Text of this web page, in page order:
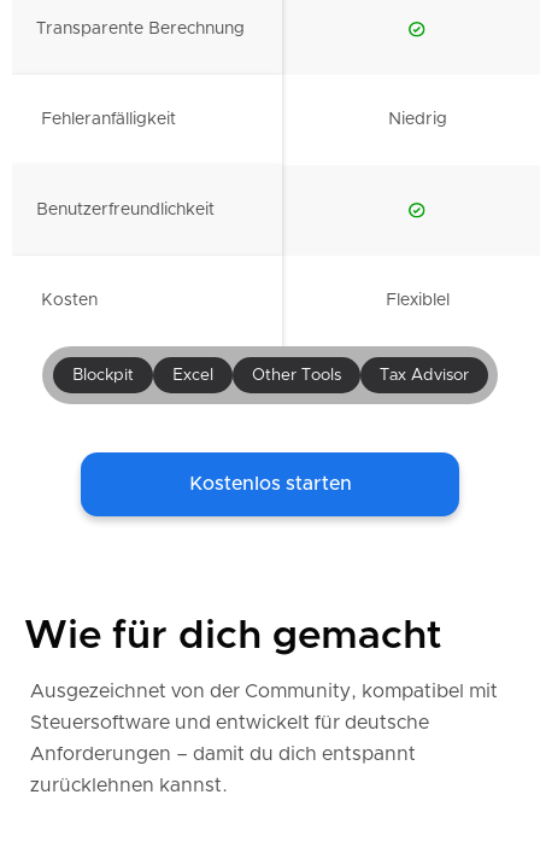
Transparente Berechnung
Fehleranfälligkeit Niedrig
Benutzerfreundlichkeit
Kosten Flexiblel
Blockpit Excel Other Tools Tax Advisor
Kostenlos starten
Wie für dich gemacht
Ausgezeichnet von der Community, kompatibel mit
Steuersoftware und entwickelt für deutsche
Anforderungen – damit du dich entspannt
zurücklehnen kannst.